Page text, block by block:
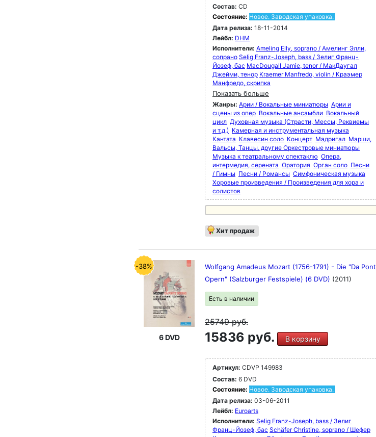
Состав: CD
Состояние: Новое. Заводская упаковка.
Дата релиза: 18-11-2014
Лейбл: DHM
Исполнители: Ameling Elly, soprano / Амелинг Элли,
сопрано Selig Franz-Joseph, bass / Зелиг Франц-
Йозеф, бас MacDougall Jamie, tenor / МакДаугал
Джейми, тенор Kraemer Manfredo, violin / Краэмер
Манфредо, скрипка
Показать больше
Жанры: Арии / Вокальные миниатюры Арии и
сцены из опер Вокальные ансамбли Вокальный
цикл Духовная музыка (Страсти, Мессы, Реквиемы
и т.д.) Камерная и инструментальная музыка
Кантата Клавесин соло Концерт Мадригал Марши,
Вальсы, Танцы, другие Оркестровые миниатюры
Музыка к театральному спектаклю Опера,
интермедия, серената Оратория Орган соло Песни
/ Гимны Песни / Романсы Симфоническая музыка
Хоровые произведения / Произведения для хора и
солистов
Хит продаж
-38%
6 DVD
Wolfgang Amadeus Mozart (1756-1791) - Die "Da
Opern" (Salzburger Festspiele) (6 DVD) (2011)
Есть в наличии
25749руб.
15836 руб. В корзину
Артикул: CDVP 149983
Состав: 6 DVD
Состояние: Новое. Заводская упаковка.
Дата релиза: 03-06-2011
Лейбл: Euroarts
Исполнители: Selig Franz-Joseph, bass / Зелиг
Франц-Йозеф, бас Schäfer Christine, soprano / Шефер